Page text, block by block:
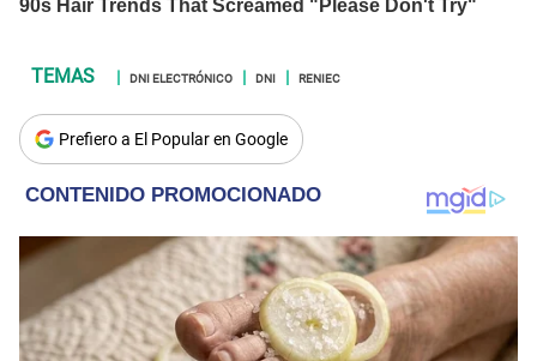
DNI ELECTRÓNICO DNI RENIEC
Prefiero a El Popular en Google